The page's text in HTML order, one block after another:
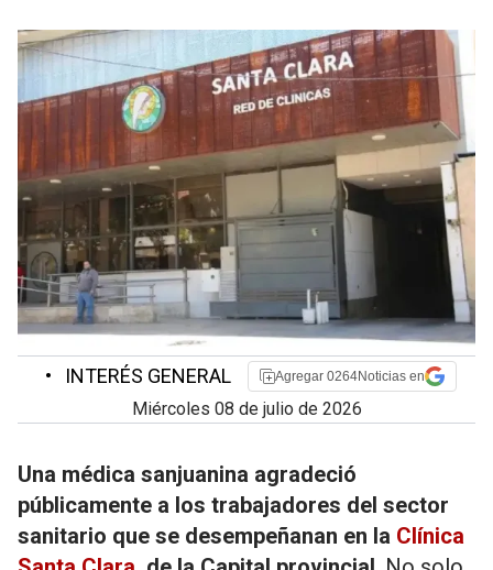
• INTERÉS GENERAL Agregar 0264Noticias en
miércoles 08 de julio de 2026
Una médica sanjuanina agradeció
públicamente a los trabajadores del sector
sanitario que se desempeñanan en la Clínica